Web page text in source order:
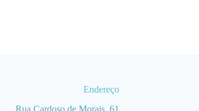
Endereço
Rua Cardoso de Morais, 61